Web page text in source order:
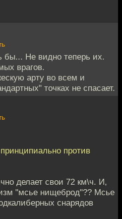
бы... Не видно теперь их.
врагов.
арту во всем и
точках не спасает.
против
делает свои 72 км\ч. И,
"мсье нищеброд"?? Мсье
снарядов